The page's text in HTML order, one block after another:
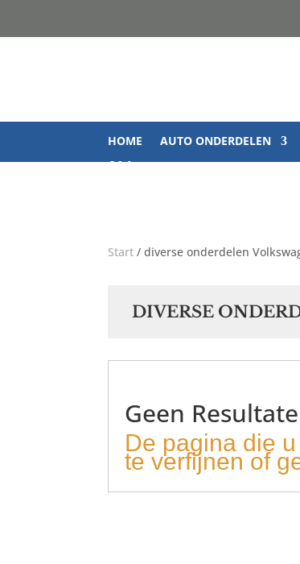
HOME AUTO ONDERDELEN
Q&A
Start / diverse onderdelen
DIVERSE
Geen
De pagina die
te verfijnen of